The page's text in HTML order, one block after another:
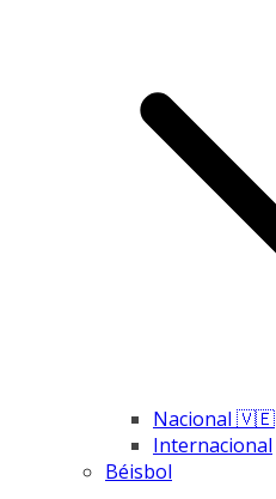
Nacional 🇻🇪
Internacional
Béisbol